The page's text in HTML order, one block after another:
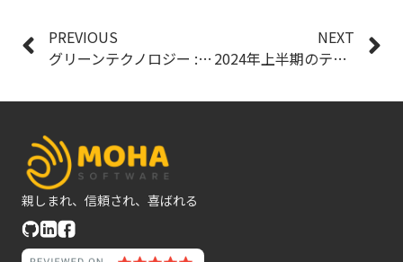
PREVIOUS
グリーンテクノロジー :定義、利点、地球とビジネスへの影響
NEXT
2024年上半期のテックトレンド： AI が未来をリード
親しまれ、信頼され、喜ばれる